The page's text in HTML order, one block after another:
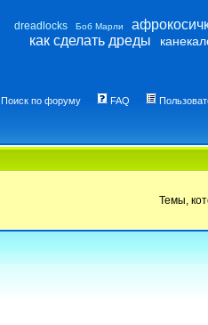
dreadlocks Боб Марли
как сделать дреды
Поиск по форуму FAQ
Темы,